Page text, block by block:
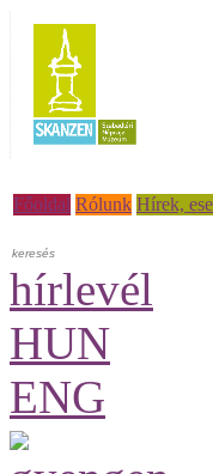
Főoldal Rólunk Hírek,
hírlevél
HUN
ENG